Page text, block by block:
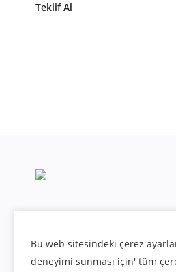
Teklif Al
Bu web sitesindeki çerez
deneyimi sunması için' tüm